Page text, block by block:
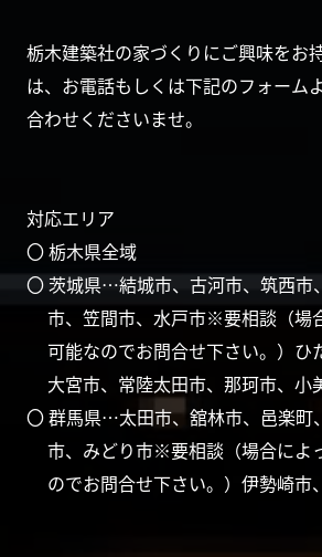
栃木建築社の家づくりにご興味をお
は、お電話もしくは下記のフォーム
合わせくださいませ。
対応エリア
〇 栃木県全域
〇 茨城県…結城市、古河市、筑西市
市、笠間市、水戸市※要相談（場
可能なのでお問合せ下さい。）ひ
大宮市、常陸太田市、那珂市、小
〇 群馬県…太田市、舘林市、邑楽町
市、みどり市※要相談（場合によ
のでお問合せ下さい。）伊勢崎市